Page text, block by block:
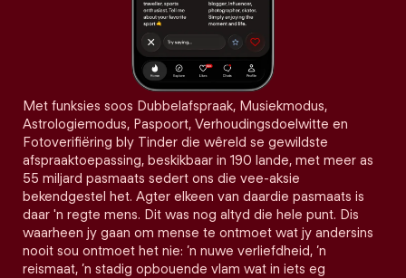
Met funksies soos Dubbelafspraak, Musiekmodus,
Astrologiemodus, Paspoort, Verhoudingsdoelwitte en
Fotoverifiëring bly Tinder die wêreld se gewildste
afspraaktoepassing, beskikbaar in 190 lande, met meer as
55 miljard pasmaats sedert ons die vee-aksie
bekendgestel het. Agter elkeen van daardie pasmaats is
daar 'n regte mens. Dit was nog altyd die hele punt. Dis
waarheen jy gaan om mense te ontmoet wat jy andersins
nooit sou ontmoet het nie: ’n nuwe verliefdheid, ’n
reismaat, ’n stadig opbouende vlam wat in iets eg